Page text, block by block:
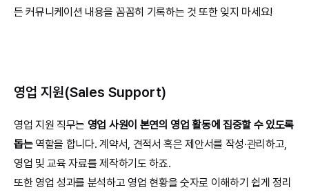
든 커뮤니케이션 내용을 꼼꼼히 기록하는 것 또한 잊지 마세요!
영업 지원(Sales Support)
영업 지원 직무는 영업 사원이 본연의 영업 활동에 집중할 수 있도록
돕는 역할을 합니다. 계약서, 견적서 혹은 제안서를 작성·관리하고,
영업 및 교육 자료를 제작하기도 하죠.
또한 영업 성과를 분석하고 영업 현황을 숫자로 이해하기 쉽게 정리